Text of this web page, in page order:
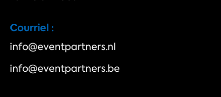
Courriel :
info@eventpartners.nl
info@eventpartners.be